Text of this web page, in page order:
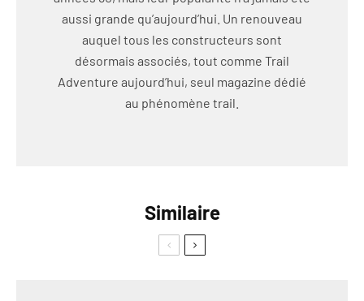
aussi grande qu’aujourd’hui. Un renouveau
auquel tous les constructeurs sont
désormais associés, tout comme Trail
Adventure aujourd’hui, seul magazine dédié
au phénomène trail.
Similaire